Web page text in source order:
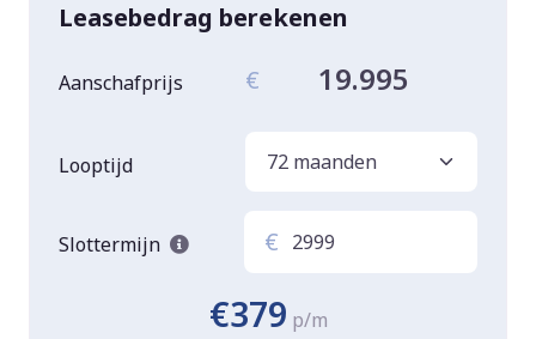
Leasebedrag berekenen
Aanschafprijs € 19.995
Looptijd
Slottermijn €
€379 p/m